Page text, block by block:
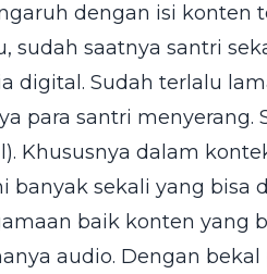
dengan isi konten
sudah saatnya santri
digital. Sudah terlalu
para santri
Khususnya dalam
banyak sekali yang bisa
baik konten yang
audio. Dengan